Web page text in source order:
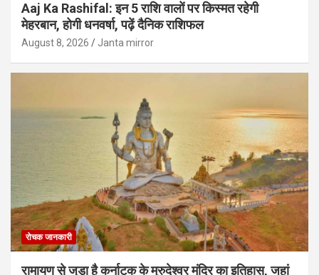
Aaj Ka Rashifal: इन 5 राशि वालों पर किस्मत रहेगी
मेहरबान, होगी धनवर्षा, पढ़ें दैनिक राशिफल
August 8, 2026 Janta mirror
रोचक जानकारी
रामायण से जुड़ा है कर्नाटक के मुरुदेश्वर मंदिर का इतिहास, जहां